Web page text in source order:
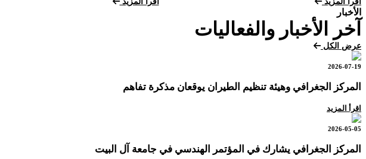
الأخبار
آخر الأخبار والفعاليات
عرض الكل
2026-07-19
المركز الجغرافي وهيئة تنظيم الطيران يوقعان مذكرة تفاهم
اقرأ المزيد
2026-05-05
المركز الجغرافي يشارك في المؤتمر الهندسي في جامعة آل البيت